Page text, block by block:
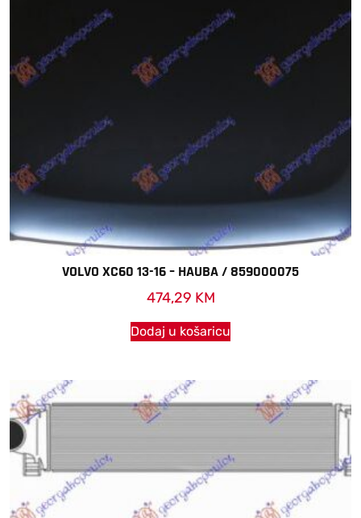
VOLVO XC60 13-16 – HAUBA / 859000075
474,29 KM
Dodaj u košaricu